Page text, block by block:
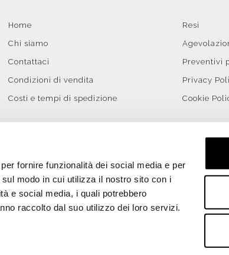
fornire funzionalità dei social media e per
modo in cui utilizza il nostro sito con i
e social media, i quali potrebbero
raccolto dal suo utilizzo dei loro servizi.
Home
Chi siamo
Contattaci
Condizioni di vendita
Costi e tempi di spedizione
Resi
Preventivi
Privacy
Cookie